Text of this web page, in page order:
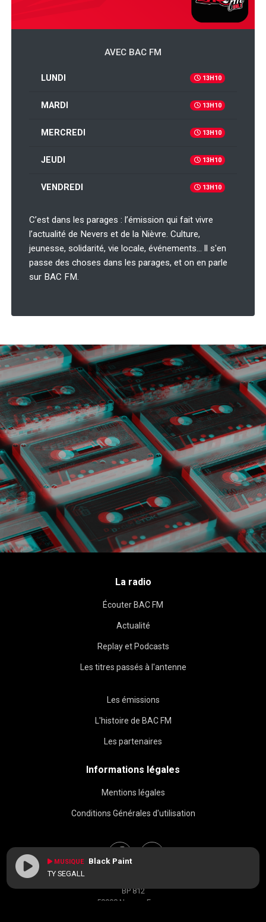
AVEC BAC FM
LUNDI 13H10
MARDI 13H10
MERCREDI 13H10
JEUDI 13H10
VENDREDI 13H10
C’est dans les parages : l’émission qui fait vivre
l’actualité de Nevers et de la Nièvre. Culture,
jeunesse, solidarité, vie locale, événements… ll s'en
passe des choses dans les parages, et on en parle
sur BAC FM.
La radio
Écouter BAC FM
Actualité
Replay et Podcasts
Les titres passés à l'antenne
Les émissions
L'histoire de BAC FM
Les partenaires
Informations légales
Mentions légales
Conditions Générales d'utilisation
BP 812
58008 Nevers, France
MUSIQUE Black Paint
TY SEGALL